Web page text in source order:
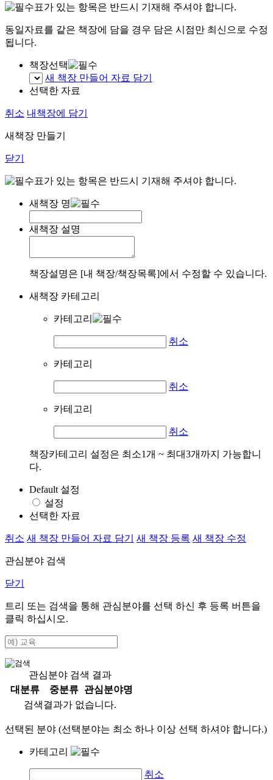
표가 있는 항목은 반드시 기재해 주셔야 합니다.
동일자료를 같은 책장에 담을 경우 담은 시점만 최신으로 수정
됩니다.
책장선택
새 책장 만들어 자료 담기
선택한 자료
취소 내책장에 담기
새책장 만들기
닫기
표가 있는 항목은 반드시 기재해 주셔야 합니다.
새책장 명
새책장 설명
책장설명은 [내 책장/책장목록]에서 수정할 수 있습니다.
새책장 카테고리
카테고리
취소
카테고리
취소
카테고리
취소
책장카테고리 설정은 최소1개 ~ 최대3개까지 가능합니
다.
Default 설정
설정
선택한 자료
취소 새 책장 만들어 자료 담기 새 책장 등록 새 책장 수정
관심분야 검색
닫기
트리 또는 검색을 통해 관심분야를 선택 하신 후 등록 버튼을
클릭 하십시오.
관심분야 검색 결과
대분류
중분류
관심분야명
검색결과가 없습니다.
선택된 분야 (선택분야는 최소 하나 이상 선택 하셔야 합니다.)
카테고리
취소